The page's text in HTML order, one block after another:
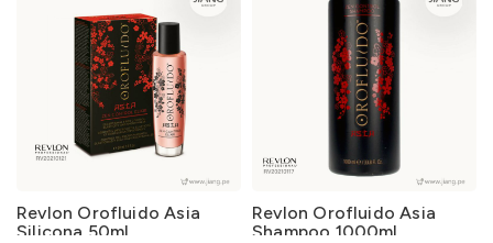
Revlon Orofluido Asia
Silicona 50ml.
Revlon Orofluido Asia
Shampoo 1000ml.